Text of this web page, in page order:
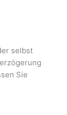
selbst
Sie